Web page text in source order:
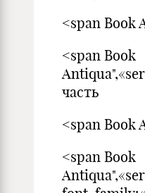
<span Book
<span Book
часть
<span Book
<span Book